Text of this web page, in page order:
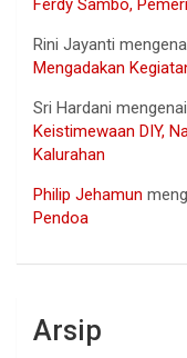
Ferdy Sambo,
Rini Jayanti
Mengadakan
Sri Hardani mengenai
Keistimewaan DIY,
Kalurahan
Philip Jehamun
Pendoa
Arsip